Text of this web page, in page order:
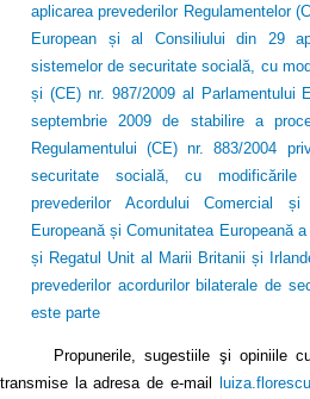
aplicarea prevederilor Regulamentelor
European și al Consiliului din 29
sistemelor de securitate socială, cu
și (CE) nr. 987/2009 al Parlamentului
septembrie 2009 de stabilire a
Regulamentului (CE) nr. 883/2004
securitate socială, cu
prevederilor Acordului Comercial
Europeană și Comunitatea Europeană
și Regatul Unit al Marii Britanii și
prevederilor acordurilor bilaterale de
este parte
Propunerile, sugestiile şi opiniile cu
transmise la adresa de e-mail